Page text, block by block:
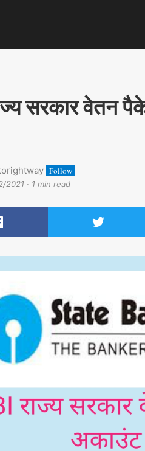
सरकार वेतन
Follow
2021 · 1 min read